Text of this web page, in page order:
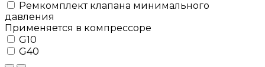
Ремкомплект клапана минимального
давления
Применяется в компрессоре
G10
G40